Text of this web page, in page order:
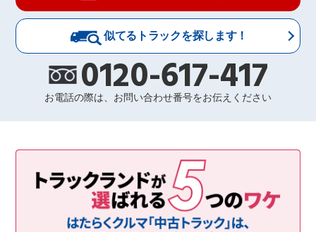
似てるトラックを探します！
0120-617-417
お電話の際は、お問い合わせ番号をお伝えください